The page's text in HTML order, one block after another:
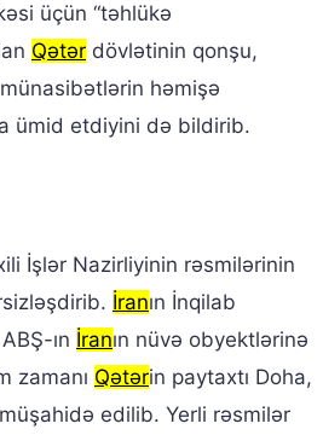
üçün “təhlükə
Qətər dövlətinin qonşu,
münasibətlərin həmişə
ümid etdiyini də bildirib.
İşlər Nazirliyinin rəsmilərinin
İranın İnqilab
ın İranın nüvə obyektlərinə
zamanı Qətərin paytaxtı Doha,
edilib. Yerli rəsmilər